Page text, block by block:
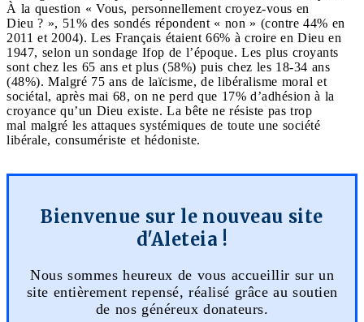
À la question « Vous, personnellement croyez-vous en
Dieu ? », 51% des sondés répondent « non » (contre 44% en
2011 et 2004). Les Français étaient 66% à croire en Dieu en
1947, selon un sondage Ifop de l’époque. Les plus croyants
sont chez les 65 ans et plus (58%) puis chez les 18-34 ans
(48%). Malgré 75 ans de laïcisme, de libéralisme moral et
sociétal, après mai 68, on ne perd que 17% d’adhésion à la
croyance qu’un Dieu existe. La bête ne résiste pas trop
mal malgré les attaques systémiques de toute une société
libérale, consumériste et hédoniste.
Bienvenue sur le nouveau site
d'Aleteia !
Nous sommes heureux de vous accueillir sur un
site entièrement repensé, réalisé grâce au soutien
de nos généreux donateurs.